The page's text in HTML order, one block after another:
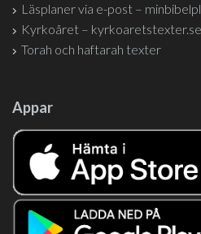
Läsplaner via e-post –
Kyrkoåret – kyrkoaretstexter.se
Torah och haftarah texter
Appar